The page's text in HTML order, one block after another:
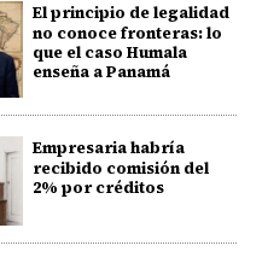
El principio de legalidad
no conoce fronteras: lo
que el caso Humala
enseña a Panamá
Empresaria habría
recibido comisión del
2% por créditos